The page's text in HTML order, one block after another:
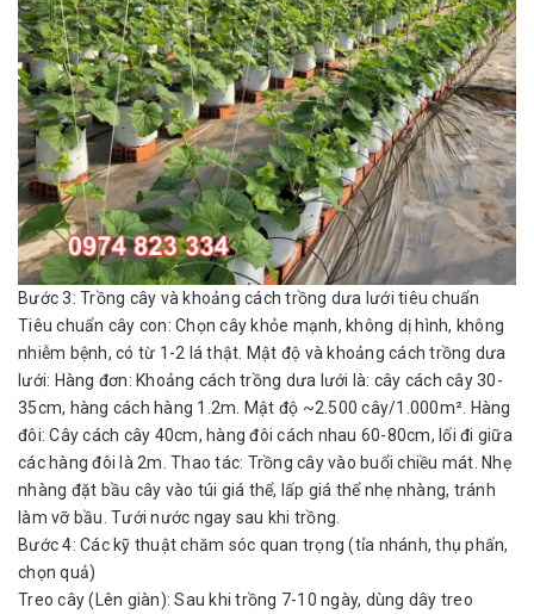
Bước 3: Trồng cây và khoảng cách trồng dưa lưới tiêu chuẩn
Tiêu chuẩn cây con: Chọn cây khỏe mạnh, không dị hình, không
nhiễm bệnh, có từ 1-2 lá thật. Mật độ và khoảng cách trồng dưa
lưới: Hàng đơn: Khoảng cách trồng dưa lưới là: cây cách cây 30-
35cm, hàng cách hàng 1.2m. Mật độ ~2.500 cây/1.000m². Hàng
đôi: Cây cách cây 40cm, hàng đôi cách nhau 60-80cm, lối đi giữa
các hàng đôi là 2m. Thao tác: Trồng cây vào buổi chiều mát. Nhẹ
nhàng đặt bầu cây vào túi giá thể, lấp giá thể nhẹ nhàng, tránh
làm vỡ bầu. Tưới nước ngay sau khi trồng.
Bước 4: Các kỹ thuật chăm sóc quan trọng (tỉa nhánh, thụ phấn,
chọn quả)
Treo cây (Lên giàn): Sau khi trồng 7-10 ngày, dùng dây treo